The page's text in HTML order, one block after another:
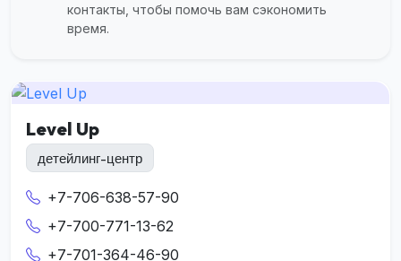
контакты, чтобы помочь вам сэкономить
время.
Level Up
детейлинг-центр
+7-706-638-57-90
+7-700-771-13-62
+7-701-364-46-90